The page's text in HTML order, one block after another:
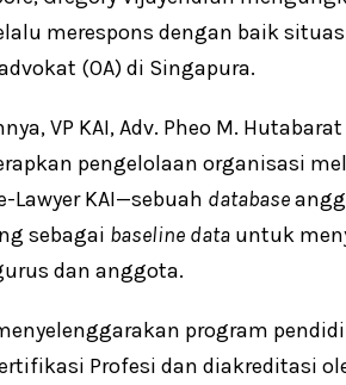
merespons dengan baik
(OA) di Singapura.
VP KAI, Adv. Pheo M.
pengelolaan organisasi
Lawyer KAI—sebuah database
sebagai baseline data untuk
dan anggota.
program
Profesi dan diakreditasi